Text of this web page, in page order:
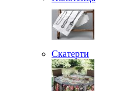
Скатерти